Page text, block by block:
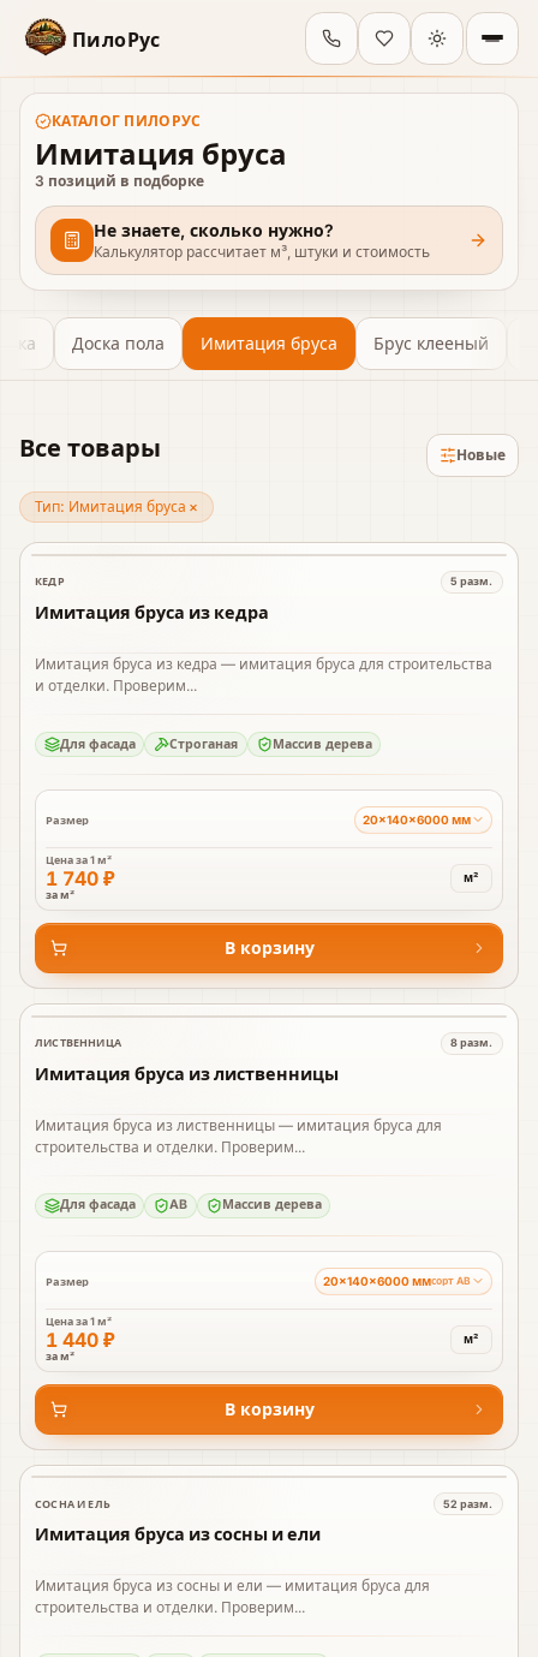
ПилоРус
КАТАЛОГ ПИЛОРУС
Имитация бруса
3 позиций в подборке
Не знаете, сколько нужно?
Калькулятор рассчитает м³, штуки и стоимость
Доска пола Имитация бруса Брус клееный
Все товары Новые
Тип: Имитация бруса ×
В наличии
КЕДР 5 разм.
Имитация бруса из кедра
Имитация бруса из кедра — имитация бруса для строительства
и отделки. Проверим...
Для фасада Строганая Массив дерева
Размер 20×140×6000 мм
Цена за1 м²
1 740 ₽
за м²
м²
В корзину
В наличии
ЛИСТВЕННИЦА 8разм.
Имитация бруса из лиственницы
Имитация бруса из лиственницы — имитация бруса для
строительства и отделки. Проверим...
Для фасада AB Массив дерева
Размер 20×140×6000 ммсорт AB
Цена за1 м²
1 440 ₽
за м²
м²
В корзину
В наличии
СОСНА И ЕЛЬ 52 разм.
Имитация бруса из сосны и ели
Имитация бруса из сосны и ели — имитация бруса для
строительства и отделки. Проверим...